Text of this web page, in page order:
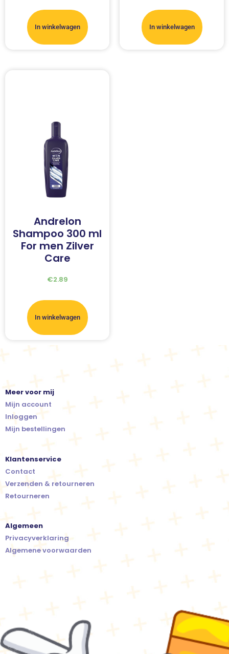
In winkelwagen In winkelwagen
Andrelon
Shampoo 300 ml
For men Zilver
Care
€2.89
In winkelwagen
Meer voor mij
Mijn account
Inloggen
Mijn bestellingen
Klantenservice
Contact
Verzenden & retourneren
Retourneren
Algemeen
Privacyverklaring
Algemene voorwaarden